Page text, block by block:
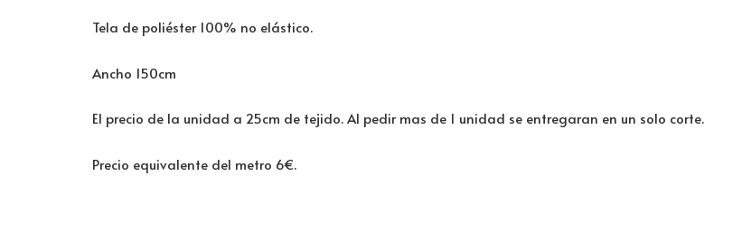
Tela de poliéster 100% no elástico.
Ancho 150cm
El precio de la unidad a 25cm de tejido. Al pedir mas de 1 unidad se entregaran en un solo corte.
Precio equivalente del metro 6€.